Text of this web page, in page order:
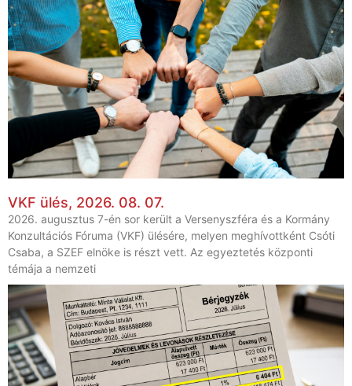
VKF ülés, 2026. 08. 07.
2026. augusztus 7-én sor került a Versenyszféra és a Kormány
Konzultációs Fóruma (VKF) ülésére, melyen meghívottként Csóti
Csaba, a SZEF elnöke is részt vett. Az egyeztetés központi
témája a nemzeti